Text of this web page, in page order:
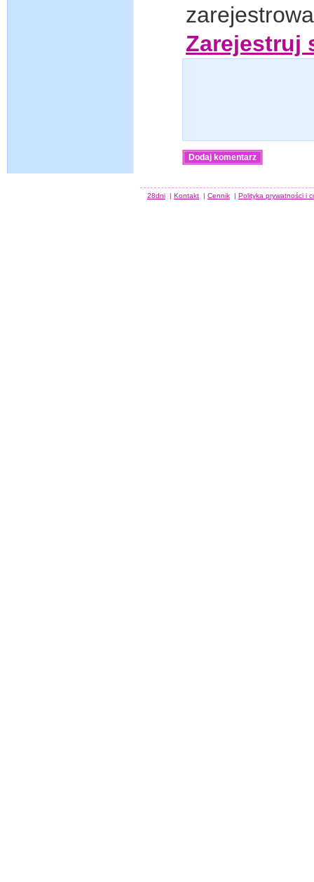
Zarejestruj
28dni | Kontakt | Cennik | Polityka prywatności i